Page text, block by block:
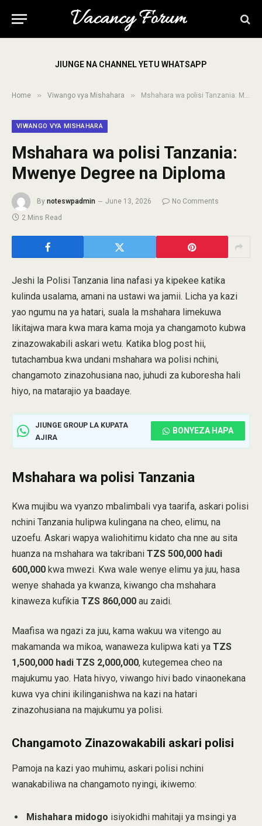
JIUNGE NA CHANNEL YETU WHATSAPP
Home » Viwango vya Mishahara » Mshahara wa polisi Tanzania: Mwenye Degree na Diploma
VIWANGO VYA MISHAHARA
Mshahara wa polisi Tanzania:
Mwenye Degree na Diploma
By noteswpadmin June 13, 2026
No Comments
2 Mins Read
Jeshi la Polisi Tanzania lina nafasi ya kipekee katika
kulinda usalama, amani na ustawi wa jamii. Licha ya kazi
yao ngumu na ya hatari, suala la mshahara limekuwa
likitajwa mara kwa mara kama moja ya changamoto kubwa
zinazowakabili askari wetu. Katika blog post hii,
tutachambua kwa undani mshahara wa polisi nchini,
changamoto zinazohusiana nao, juhudi za kuboresha hali
hiyo, na matarajio ya baadaye.
JIUNGE GROUP LA KUPATA
AJIRA
BONYEZA HAPA
Mshahara wa polisi Tanzania
Kwa mujibu wa vyanzo mbalimbali vya taarifa, askari polisi
nchini Tanzania hulipwa kulingana na cheo, elimu, na
uzoefu. Askari wapya waliohitimu kidato cha nne au sita
huanza na mshahara wa takribani TZS 500,000 hadi
600,000 kwa mwezi. Kwa wale wenye elimu ya juu, hasa
wenye shahada ya kwanza, kiwango cha mshahara
kinaweza kufikia TZS 860,000 au zaidi.
Maafisa wa ngazi za juu, kama wakuu wa vitengo au
makamanda wa mikoa, wanaweza kulipwa kati ya TZS
1,500,000 hadi TZS 2,000,000, kutegemea cheo na
majukumu yao. Hata hivyo, viwango hivi bado vinaonekana
kuwa vya chini ikilinganishwa na kazi na hatari
zinazohusiana na majukumu ya polisi.
Changamoto Zinazowakabili askari polisi
Pamoja na kazi yao muhimu, askari polisi nchini
wanakabiliwa na changamoto nyingi, ikiwemo:
Mishahara midogo isiyokidhi mahitaji ya msingi ya